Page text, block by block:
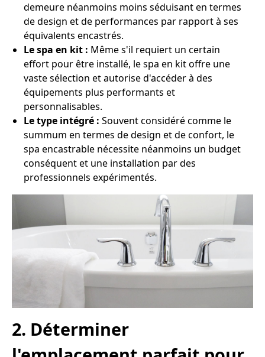
demeure néanmoins moins séduisant en termes
de design et de performances par rapport à ses
équivalents encastrés.
Le spa en kit : Même s'il requiert un certain
effort pour être installé, le spa en kit offre une
vaste sélection et autorise d'accéder à des
équipements plus performants et
personnalisables.
Le type intégré : Souvent considéré comme le
summum en termes de design et de confort, le
spa encastrable nécessite néanmoins un budget
conséquent et une installation par des
professionnels expérimentés.
2. Déterminer